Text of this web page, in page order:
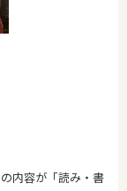
内容が「読み・書